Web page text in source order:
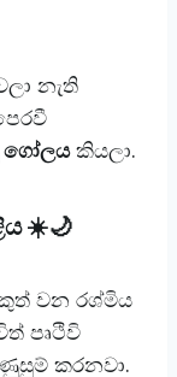
නැති
ගෝලයකියලා.
☀️🌙
වන රශ්මිය
පෘථිවි
කරනවා.